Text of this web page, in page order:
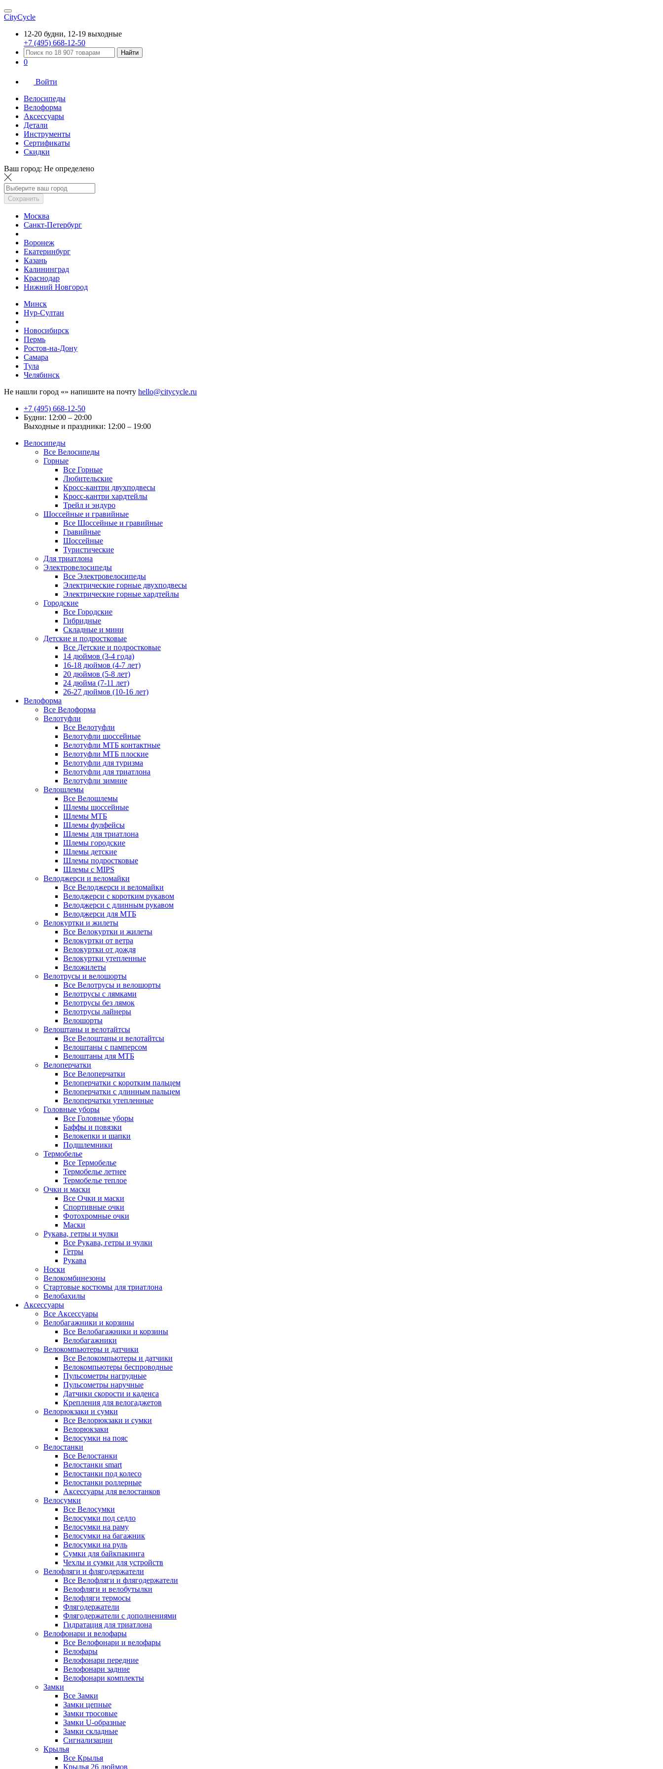
CityCycle
12-20 будни, 12-19 выходные
+7 (495) 668-12-50
Найти
0
Войти
Велосипеды
Велоформа
Аксессуары
Детали
Инструменты
Сертификаты
Скидки
Ваш город: Не определено
Сохранить
Москва
Санкт-Петербург
Воронеж
Екатеринбург
Казань
Калининград
Краснодар
Нижний Новгород
Минск
Нур-Султан
Новосибирск
Пермь
Ростов-на-Дону
Самара
Тула
Челябинск
Не нашли город «» напишите на почту hello@citycycle.ru
+7 (495) 668-12-50
Будни: 12:00 – 20:00
Выходные и праздники: 12:00 – 19:00
Велосипеды
Все Велосипеды
Горные
Все Горные
Любительские
Кросс-кантри двухподвесы
Кросс-кантри хардтейлы
Трейл и эндуро
Шоссейные и гравийные
Все Шоссейные и гравийные
Гравийные
Шоссейные
Туристические
Для триатлона
Электровелосипеды
Все Электровелосипеды
Электрические горные двухподвесы
Электрические горные хардтейлы
Городские
Все Городские
Гибридные
Складные и мини
Детские и подростковые
Все Детские и подростковые
14 дюймов (3-4 года)
16-18 дюймов (4-7 лет)
20 дюймов (5-8 лет)
24 дюйма (7-11 лет)
26-27 дюймов (10-16 лет)
Велоформа
Все Велоформа
Велотуфли
Все Велотуфли
Велотуфли шоссейные
Велотуфли МТБ контактные
Велотуфли МТБ плоские
Велотуфли для туризма
Велотуфли для триатлона
Велотуфли зимние
Велошлемы
Все Велошлемы
Шлемы шоссейные
Шлемы МТБ
Шлемы фулфейсы
Шлемы для триатлона
Шлемы городские
Шлемы детские
Шлемы подростковые
Шлемы с MIPS
Велоджерси и веломайки
Все Велоджерси и веломайки
Велоджерси с коротким рукавом
Велоджерси с длинным рукавом
Велоджерси для МТБ
Велокуртки и жилеты
Все Велокуртки и жилеты
Велокуртки от ветра
Велокуртки от дождя
Велокуртки утепленные
Веложилеты
Велотрусы и велошорты
Все Велотрусы и велошорты
Велотрусы с лямками
Велотрусы без лямок
Велотрусы лайнеры
Велошорты
Велоштаны и велотайтсы
Все Велоштаны и велотайтсы
Велоштаны с памперсом
Велоштаны для МТБ
Велоперчатки
Все Велоперчатки
Велоперчатки с коротким пальцем
Велоперчатки с длинным пальцем
Велоперчатки утепленные
Головные уборы
Все Головные уборы
Баффы и повязки
Велокепки и шапки
Подшлемники
Термобелье
Все Термобелье
Термобелье летнее
Термобелье теплое
Очки и маски
Все Очки и маски
Спортивные очки
Фотохромные очки
Маски
Рукава, гетры и чулки
Все Рукава, гетры и чулки
Гетры
Рукава
Носки
Велокомбинезоны
Стартовые костюмы для триатлона
Велобахилы
Аксессуары
Все Аксессуары
Велобагажники и корзины
Все Велобагажники и корзины
Велобагажники
Велокомпьютеры и датчики
Все Велокомпьютеры и датчики
Велокомпьютеры беспроводные
Пульсометры нагрудные
Пульсометры наручные
Датчики скорости и каденса
Крепления для велогаджетов
Велорюкзаки и сумки
Все Велорюкзаки и сумки
Велорюкзаки
Велосумки на пояс
Велостанки
Все Велостанки
Велостанки smart
Велостанки под колесо
Велостанки роллерные
Аксессуары для велостанков
Велосумки
Все Велосумки
Велосумки под седло
Велосумки на раму
Велосумки на багажник
Велосумки на руль
Сумки для байкпакинга
Чехлы и сумки для устройств
Велофляги и флягодержатели
Все Велофляги и флягодержатели
Велофляги и велобутылки
Велофляги термосы
Флягодержатели
Флягодержатели с дополнениями
Гидратация для триатлона
Велофонари и велофары
Все Велофонари и велофары
Велофары
Велофонари передние
Велофонари задние
Велофонари комплекты
Замки
Все Замки
Замки цепные
Замки тросовые
Замки U-образные
Замки складные
Сигнализации
Крылья
Все Крылья
Крылья 26 дюймов